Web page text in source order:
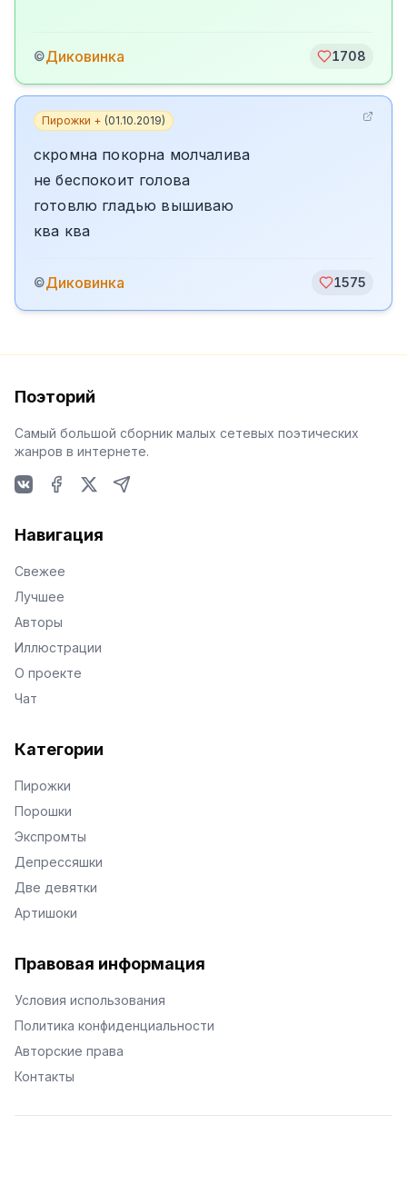
©Диковинка 1708
Пирожки + (01.10.2019)
скромна покорна молчалива
не беспокоит голова
готовлю гладью вышиваю
ква ква
©Диковинка 1575
Поэторий
Самый большой сборник малых сетевых поэтических
жанров в интернете.
Навигация
Свежее
Лучшее
Авторы
Иллюстрации
О проекте
Чат
Категории
Пирожки
Порошки
Экспромты
Депрессяшки
Две девятки
Артишоки
Правовая информация
Условия использования
Политика конфиденциальности
Авторские права
Контакты